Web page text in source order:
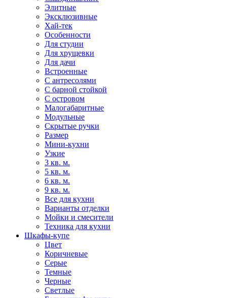
Элитные
Эксклюзивные
Хай-тек
Особенности
Для студии
Для хрущевки
Для дачи
Встроенные
С антресолями
С барной стойкой
С островом
Малогабаритные
Модульные
Скрытые ручки
Размер
Мини-кухни
Узкие
3 кв. м.
5 кв. м.
6 кв. м.
9 кв. м.
Все для кухни
Варианты отделки
Мойки и смесители
Техника для кухни
Шкафы-купе
Цвет
Коричневые
Серые
Темные
Черные
Светлые